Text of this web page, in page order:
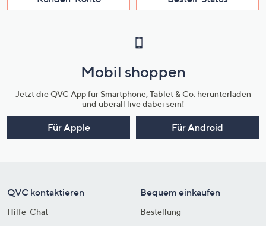
Mobil shoppen
Jetzt die QVC App für Smartphone, Tablet & Co. herunterladen
und überall live dabei sein!
Für Apple Für Android
QVC kontaktieren
Hilfe-Chat
Bequem einkaufen
Bestellung